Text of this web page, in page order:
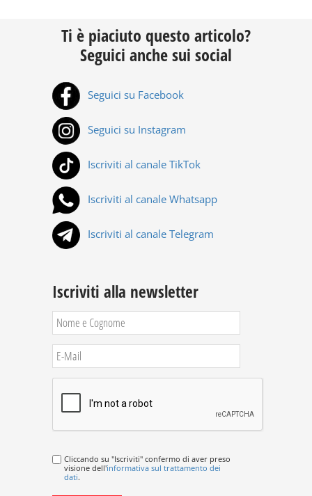
Ti è piaciuto questo articolo?
Seguici anche sui social
Seguici su Facebook
Seguici su Instagram
Iscriviti al canale TikTok
Iscriviti al canale Whatsapp
Iscriviti al canale Telegram
Iscriviti alla newsletter
Cliccando su "Iscriviti" confermo di aver preso
visione dell'informativa sul trattamento dei
dati.